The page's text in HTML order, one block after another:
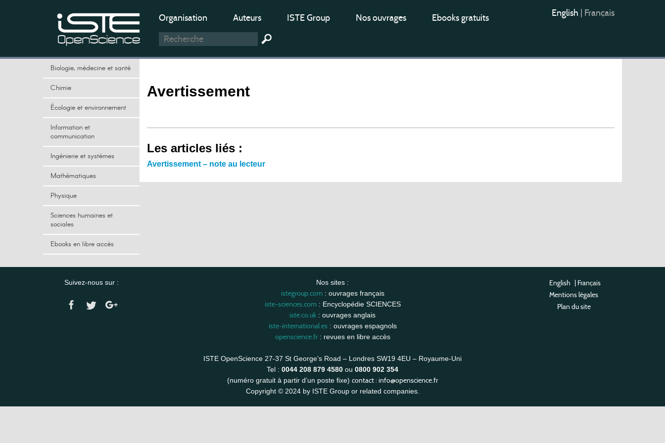
Organisation Auteurs ISTE Group Nos ouvrages Ebooks gratuits English Français
Biologie, médecine et santé
Chimie
Écologie et environnement
Information et
communication
Ingénierie et systèmes
Mathématiques
Physique
Sciences humaines et
sociales
Ebooks en libre accès
Avertissement
Les articles liés :
Avertissement – note au lecteur
Suivez-nous sur : Nos sites :
istegroup.com: ouvrages français
iste-sciences.com: Encyclopédie SCIENCES
iste.co.uk : ouvrages anglais
iste-international.es: ouvrages espagnols
openscience.fr: revues en libre accès
ISTE OpenScience 27-37 St George’s Road – Londres SW19 4EU – Royaume-Uni
Tel : 0044 208 879 4580 ou 0800 902 354
(numéro gratuit à partir d’un poste fixe) contact : info@openscience.fr
Copyright © 2024 by ISTE Group or related companies.
English | Français
Mentions légales
Plan du site